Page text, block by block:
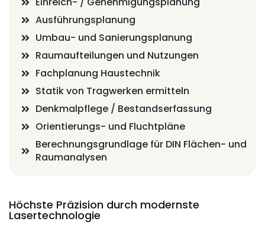
Ausführungsplanung
Umbau- und Sanierungsplanung
Raumaufteilungen und Nutzungen
Fachplanung Haustechnik
Statik von Tragwerken ermitteln
Denkmalpflege / Bestandserfassung
Orientierungs- und Fluchtpläne
Berechnungsgrundlage für DIN Flächen- und
Raumanalysen
Höchste Präzision durch modernste
Lasertechnologie